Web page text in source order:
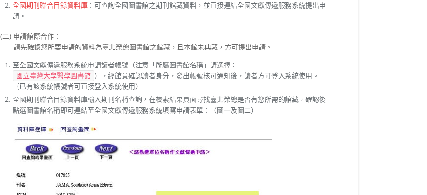
全國期刊聯合目錄資料庫 ：可查詢全國圖書館之期刊館藏資料，並直接連結全國文獻傳遞服務系統提出申
請。
(二) 申請館際合作：
請先確認您所要申請的資料為臺北榮總圖書館之館藏，且本館未典藏，方可提出申請。
至全國文獻傳遞服務系統申請讀者帳號（注意「所屬圖書館名稱」請選擇：
國立臺灣大學醫學圖書館 ），經館員確認讀者身分，發出帳號核可通知後，讀者方可登入系統使用。
（已有該系統帳號者可直接登入系統使用）
全國期刊聯合目錄資料庫輸入期刊名稱查詢，在檢索結果頁面尋找臺北榮總是否有您所需的館藏，確認後
點選圖書館名稱即可連結至全國文獻傳遞服務系統填寫申請表單：（圖一及圖二）